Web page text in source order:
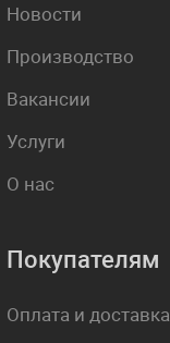
Новости
Производство
Вакансии
Услуги
О нас
Покупателям
Оплата и доставка